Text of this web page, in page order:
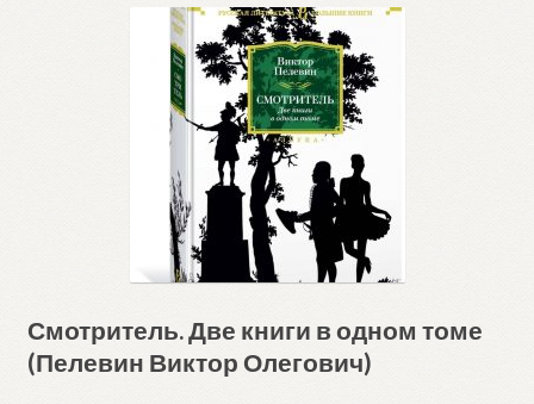
Смотритель. Две книги в одном томе
(Пелевин Виктор Олегович)